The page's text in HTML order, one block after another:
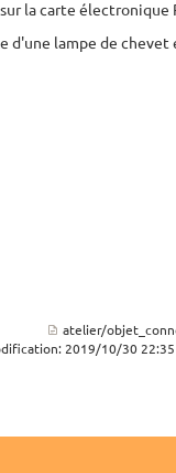
la carte électronique
d'une lampe de chevet
atelier/
2019/10/30 22:35